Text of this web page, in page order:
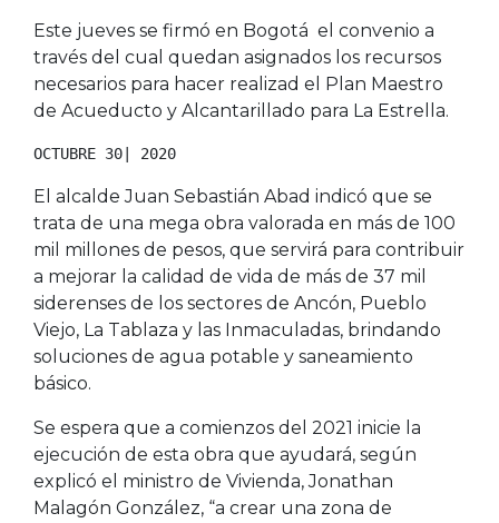
Este jueves se firmó en Bogotá el convenio a
través del cual quedan asignados los recursos
necesarios para hacer realizad el Plan Maestro
de Acueducto y Alcantarillado para La Estrella.
OCTUBRE 30| 2020
El alcalde Juan Sebastián Abad indicó que se
trata de una mega obra valorada en más de 100
mil millones de pesos, que servirá para contribuir
a mejorar la calidad de vida de más de 37 mil
siderenses de los sectores de Ancón, Pueblo
Viejo, La Tablaza y las Inmaculadas, brindando
soluciones de agua potable y saneamiento
básico.
Se espera que a comienzos del 2021 inicie la
ejecución de esta obra que ayudará, según
explicó el ministro de Vivienda, Jonathan
Malagón González, “a crear una zona de